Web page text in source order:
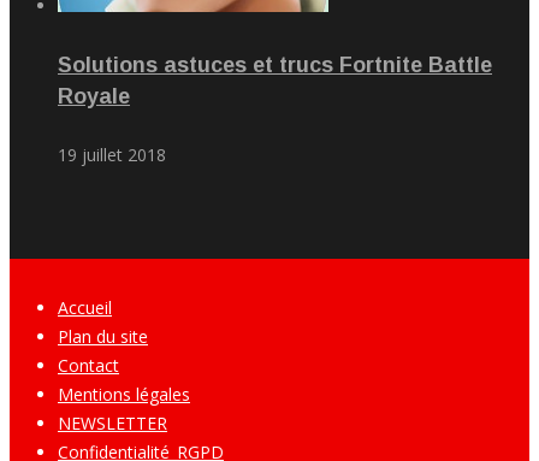
Solutions astuces et trucs Fortnite Battle
Royale
19 juillet 2018
Accueil
Plan du site
Contact
Mentions légales
NEWSLETTER
Confidentialité_RGPD